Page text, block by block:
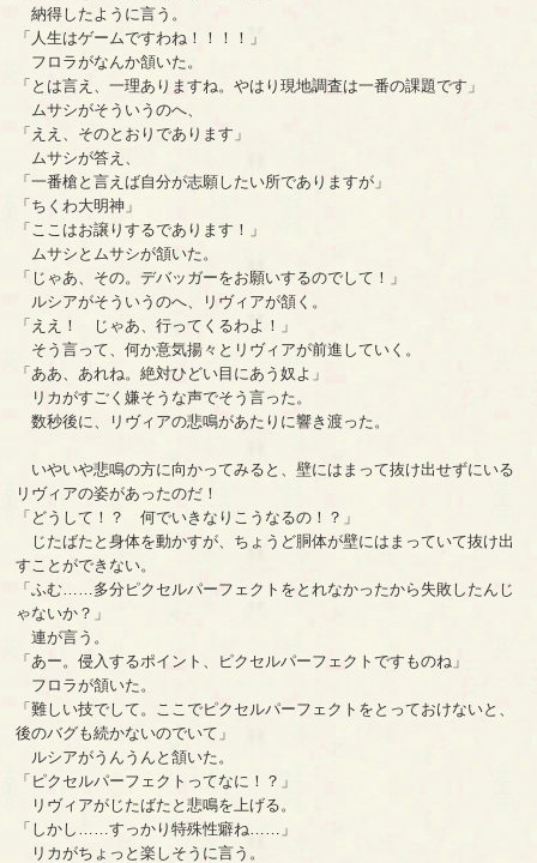
納得したように言う。
「人生はゲームですわね！！！！」
フロラがなんか頷いた。
「とは言え、一理ありますね。やはり現地調査は一番の課題です」
ムサシがそういうのへ、
「ええ、そのとおりであります」
ムサシが答え、
「一番槍と言えば自分が志願したい所でありますが」
「ちくわ大明神」
「ここはお譲りするであります！」
ムサシとムサシが頷いた。
「じゃあ、その。デバッガーをお願いするのでして！」
ルシアがそういうのへ、リヴィアが頷く。
「ええ！ じゃあ、行ってくるわよ！」
そう言って、何か意気揚々とリヴィアが前進していく。
「ああ、あれね。絶対ひどい目にあう奴よ」
リカがすごく嫌そうな声でそう言った。
数秒後に、リヴィアの悲鳴があたりに響き渡った。
いやいや悲鳴の方に向かってみると、壁にはまって抜け出せずにいる
リヴィアの姿があったのだ！
「どうして！？ 何でいきなりこうなるの！？」
じたばたと身体を動かすが、ちょうど胴体が壁にはまっていて抜け出
すことができない。
「ふむ……多分ピクセルパーフェクトをとれなかったから失敗したんじ
ゃないか？」
連が言う。
「あー。侵入するポイント、ピクセルパーフェクトですものね」
フロラが頷いた。
「難しい技でして。ここでピクセルパーフェクトをとっておけないと、
後のバグも続かないのでいて」
ルシアがうんうんと頷いた。
「ピクセルパーフェクトってなに！？」
リヴィアがじたばたと悲鳴を上げる。
「しかし……すっかり特殊性癖ね……」
リカがちょっと楽しそうに言う。